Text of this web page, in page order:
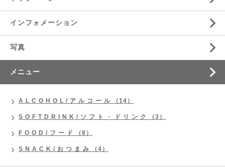
インフォメーション
写真
メニュー
A L C O H O L / ア ル コ ー ル （14）
S O F T D R I N K / ソ フ ト ・ ド リ ン ク （3）
F O O D / フ ー ド （8）
S N A C K / お つ ま み （4）